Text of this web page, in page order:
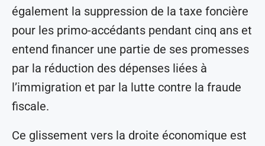
également la suppression de la taxe foncière
pour les primo-accédants pendant cinq ans et
entend financer une partie de ses promesses
par la réduction des dépenses liées à
l’immigration et par la lutte contre la fraude
fiscale.
Ce glissement vers la droite économique est